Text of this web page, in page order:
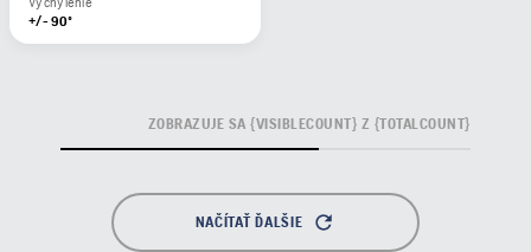
+/- 90º
NAČÍTAŤ ĎALŠIE
ZOBRAZUJE SA {VISIBLECOUNT} Z {TOTALCOUNT}